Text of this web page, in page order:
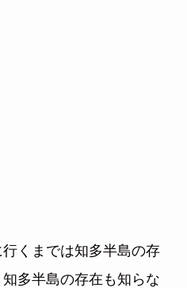
行くまでは知多半島の存
多半島の存在も知らな